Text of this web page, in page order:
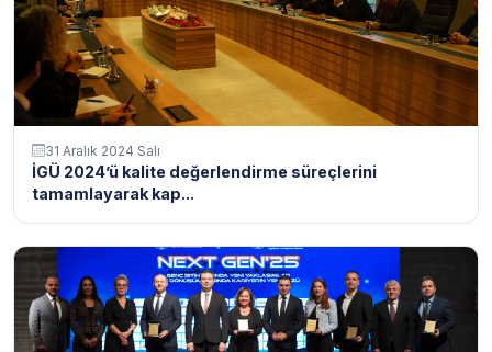
31 Aralık 2024 Salı
İGÜ 2024’ü kalite değerlendirme süreçlerini
tamamlayarak kap...